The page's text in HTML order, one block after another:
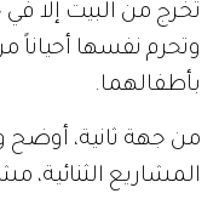
تخرج من البيت إلا
وتحرم نفسها أحياناً
بأطفالهما.
من جهة ثانية، أوضح
المشاريع الثنائية،